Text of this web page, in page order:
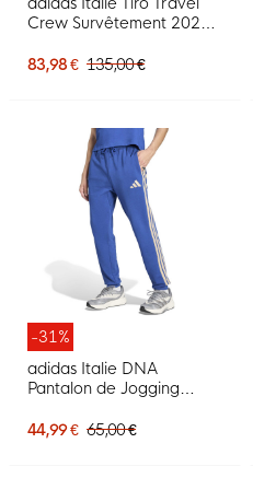
Crew Survêtement 2026-
83,98 € 135,00 €
-31%
adidas Italie DNA
Pantalon de Jogging
44,99 € 65,00 €